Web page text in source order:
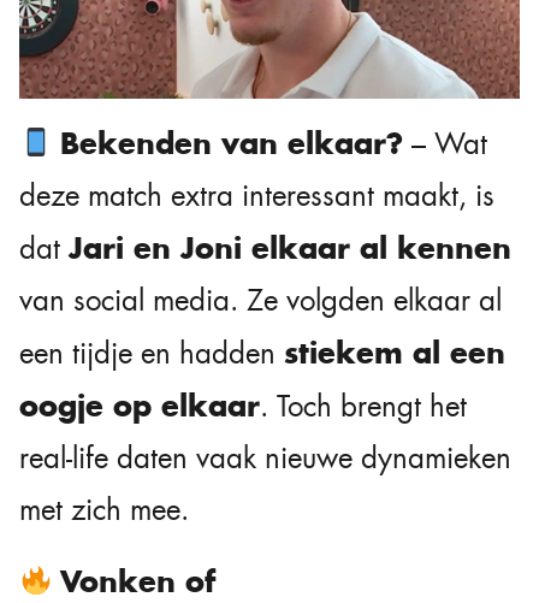
Bekenden van elkaar? – Wat
deze match extra interessant maakt, is
datJari en Joni elkaar al kennen
van social media. Ze volgden elkaar al
een tijdje en hadden stiekem al een
oogje op elkaar. Toch brengt het
real-life daten vaak nieuwe dynamieken
met zich mee.
Vonken of